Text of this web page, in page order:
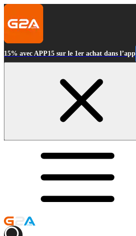
15% avec APP15 sur le 1er achat dans l’app